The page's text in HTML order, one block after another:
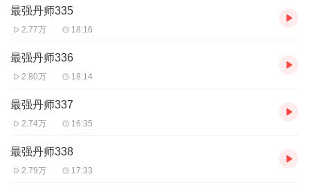
最强丹师335
2.77万 18:16
最强丹师336
2.80万 18:14
最强丹师337
2.74万 16:35
最强丹师338
2.79万 17:33